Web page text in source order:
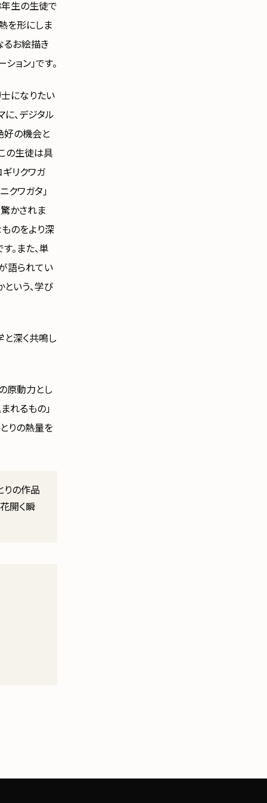
年生の生徒で
を形にしま
るお絵描き
ョン」です。
になりたい
に、デジタル
好の機会と
の生徒は具
ギリクワガ
クワガタ」
かされま
ものをより深
。また、単
語られてい
いう、学び
深く共鳴し
原動力とし
れるもの」
りの熱量を
の作品
開く瞬